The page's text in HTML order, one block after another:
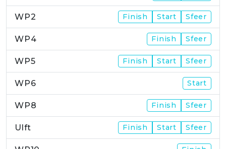
WP2 Finish Start Sfeer
WP4 Finish Sfeer
WP5 Finish Start Sfeer
WP6 Start
WP8 Finish Sfeer
Ulft Finish Start Sfeer